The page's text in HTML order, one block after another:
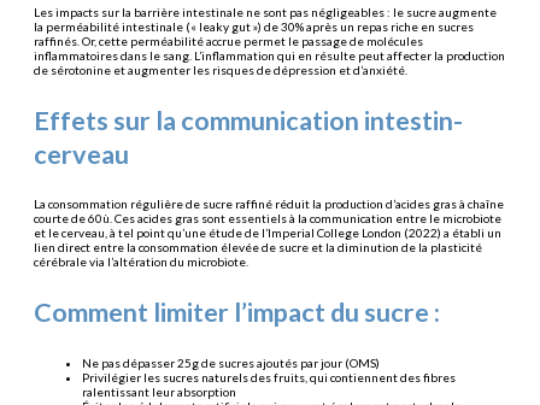
Les impacts sur la barrière intestinale ne sont pas négligeables : le sucre augmente
la perméabilité intestinale (« leaky gut ») de 30% après un repas riche en sucres
raffinés. Or, cette perméabilité accrue permet le passage de molécules
inflammatoires dans le sang. L’inflammation qui en résulte peut affecter la production
de sérotonine et augmenter les risques de dépression et d’anxiété.
Effets sur la communication intestin-
cerveau
La consommation régulière de sucre raffiné réduit la production d’acides gras à chaîne
courte de 60ù. Ces acides gras sont essentiels à la communication entre le microbiote
et le cerveau, à tel point qu’une étude de l’Imperial College London (2022) a établi un
lien direct entre la consommation élevée de sucre et la diminution de la plasticité
cérébrale via l’altération du microbiote.
Comment limiter l’impact du sucre :
Ne pas dépasser 25g de sucres ajoutés par jour (OMS)
Privilégier les sucres naturels des fruits, qui contiennent des fibres
ralentissant leur absorption